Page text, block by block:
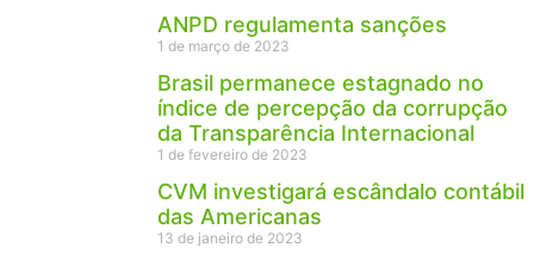
ANPD regulamenta sanções
1 de março de 2023
Brasil permanece estagnado no
índice de percepção da corrupção
da Transparência Internacional
1 de fevereiro de 2023
CVM investigará escândalo contábil
das Americanas
13 de janeiro de 2023